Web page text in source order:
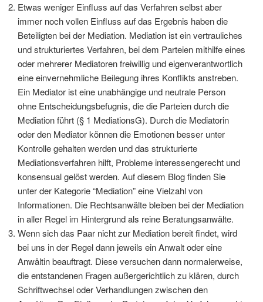
Etwas weniger Einfluss auf das Verfahren selbst aber
immer noch vollen Einfluss auf das Ergebnis haben die
Beteiligten bei der Mediation. Mediation ist ein vertrauliches
und strukturiertes Verfahren, bei dem Parteien mithilfe eines
oder mehrerer Mediatoren freiwillig und eigenverantwortlich
eine einvernehmliche Beilegung ihres Konflikts anstreben.
Ein Mediator ist eine unabhängige und neutrale Person
ohne Entscheidungsbefugnis, die die Parteien durch die
Mediation führt (§ 1 MediationsG). Durch die Mediatorin
oder den Mediator können die Emotionen besser unter
Kontrolle gehalten werden und das strukturierte
Mediationsverfahren hilft, Probleme interessengerecht und
konsensual gelöst werden. Auf diesem Blog finden Sie
unter der Kategorie “Mediation” eine Vielzahl von
Informationen. Die Rechtsanwälte bleiben bei der Mediation
in aller Regel im Hintergrund als reine Beratungsanwälte.
Wenn sich das Paar nicht zur Mediation bereit findet, wird
bei uns in der Regel dann jeweils ein Anwalt oder eine
Anwältin beauftragt. Diese versuchen dann normalerweise,
die entstandenen Fragen außergerichtlich zu klären, durch
Schriftwechsel oder Verhandlungen zwischen den